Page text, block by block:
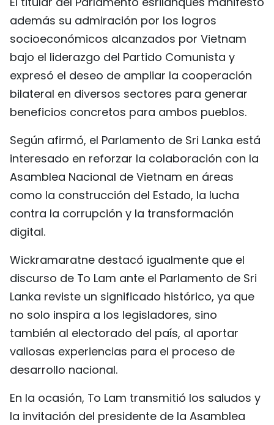
además su admiración por los logros
socioeconómicos alcanzados por Vietnam
bajo el liderazgo del Partido Comunista y
expresó el deseo de ampliar la cooperación
bilateral en diversos sectores para generar
beneficios concretos para ambos pueblos.
Según afirmó, el Parlamento de Sri Lanka está
interesado en reforzar la colaboración con la
Asamblea Nacional de Vietnam en áreas
como la construcción del Estado, la lucha
contra la corrupción y la transformación
digital.
Wickramaratne destacó igualmente que el
discurso de To Lam ante el Parlamento de Sri
Lanka reviste un significado histórico, ya que
no solo inspira a los legisladores, sino
también al electorado del país, al aportar
valiosas experiencias para el proceso de
desarrollo nacional.
En la ocasión, To Lam transmitió los saludos y
la invitación del presidente de la Asamblea